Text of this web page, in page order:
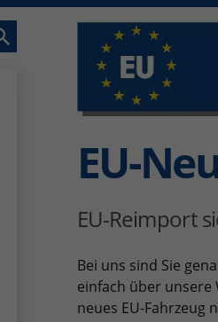
EU-
EU-Reimport
Bei uns sind Sie
einfach über unsere
neues EU-Fahrzeug